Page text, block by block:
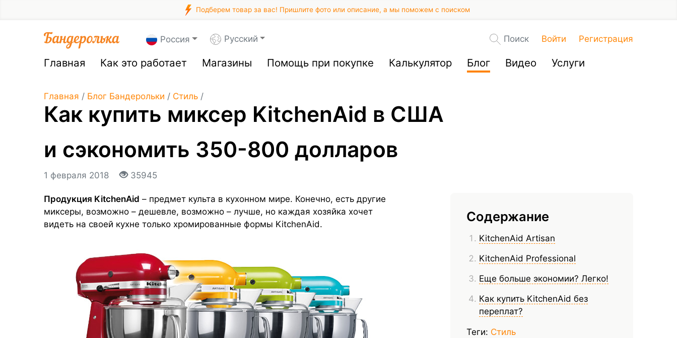
Подберем товар за вас! Пришлите фото или описание, а мы поможем с поиском
Россия Русский Поиск Войти Регистрация
Главная Как это работает Магазины Помощь при покупке Калькулятор Блог Видео Услуги
Главная / Блог Бандерольки / Стиль /
Как купить миксер KitchenAid в США
и сэкономить 350-800 долларов
1 февраля 2018 35945
Содержание
KitchenAid Artisan
KitchenAid Professional
Еще больше экономии? Легко!
Как купить KitchenAid без
переплат?
Теги: Стиль
Продукция KitchenAid – предмет культа в кухонном мире. Конечно, есть другие
миксеры, возможно – дешевле, возможно – лучше, но каждая хозяйка хочет
видеть на своей кухне только хромированные формы KitchenAid.